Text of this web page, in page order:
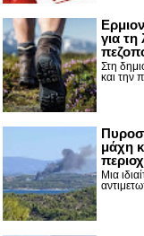
για τη
Στη
και την
μάχη
Μια